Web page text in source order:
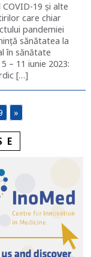
19 și alte
care chiar
pandemiei
sănătatea la
în sănătate
– 11 iunie 2023:
[…]
»